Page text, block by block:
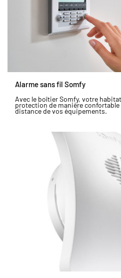
Alarme sans fil Somfy
Avec le boîtier Somfy, votre
protection de manière confortable
distance de vos équipements.